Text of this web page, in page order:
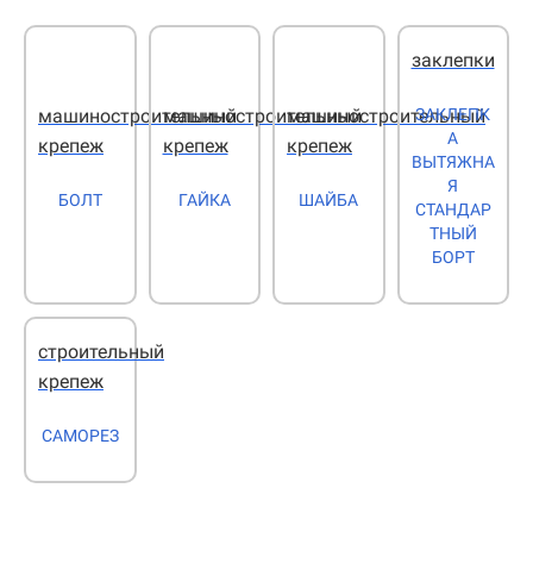
машиностроительный
крепеж
БОЛТ
машиностроительный
крепеж
ГАЙКА
машиностроительный
крепеж
ШАЙБА
заклепки
ЗАКЛЕПК
А
ВЫТЯЖНА
Я
СТАНДАР
ТНЫЙ
БОРТ
строительный
крепеж
САМОРЕЗ